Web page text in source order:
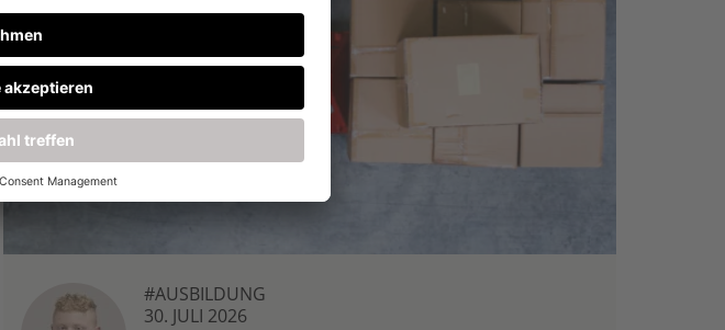
#AUSBILDUNG
30. JULI 2026